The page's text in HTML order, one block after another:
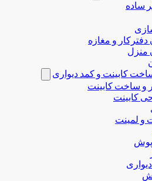
ساده
و مغازه
منزل
کابینت و کمد دیواری
و ساخت کابینت
کابینت
و لمینت